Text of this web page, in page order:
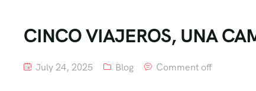
CINCO VIAJEROS, UNA
July 24, 2025 Blog Comment off